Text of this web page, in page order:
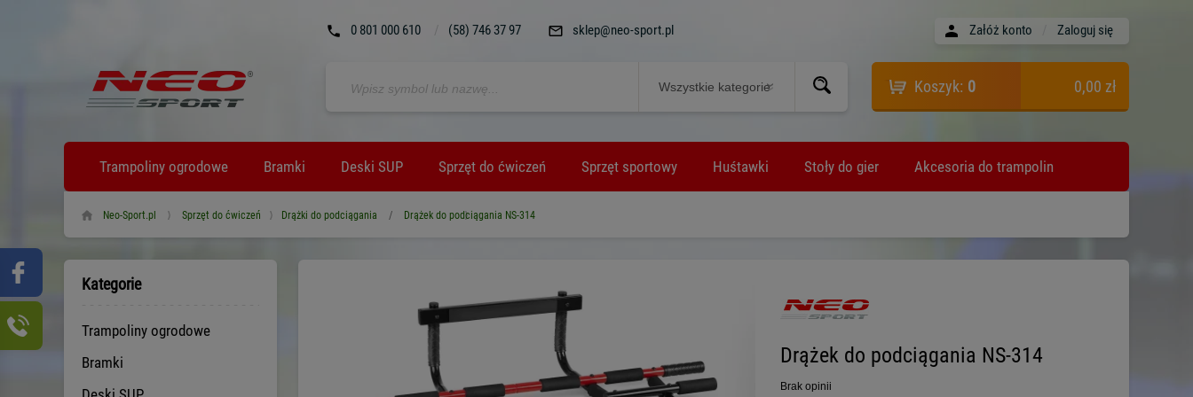
0 801 000 610 / (58) 746 37 97 sklep@neo-sport.pl Załóż konto Zaloguj się
Koszyk: 0 0,00 zł
Trampoliny ogrodowe Bramki Deski SUP Sprzęt do ćwiczeń Sprzęt sportowy Huśtawki Stoły do gier Akcesoria do trampolin
Neo-Sport.pl Sprzęt do ćwiczeń Drążki do podciągania / Drążek do podciągania NS-314
Drążek do podciągania NS-314
Brak opinii
Kategorie
Trampoliny ogrodowe
Bramki